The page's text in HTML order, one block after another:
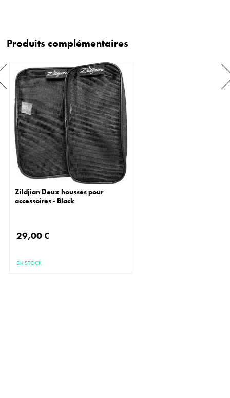
Produits complémentaires
Zildjian Deux housses pour
accessoires - Black
29,00 €
EN STOCK